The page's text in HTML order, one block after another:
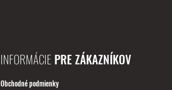
INFORMÁCIEPRE ZÁKAZNÍKOV
Obchodné podmienky